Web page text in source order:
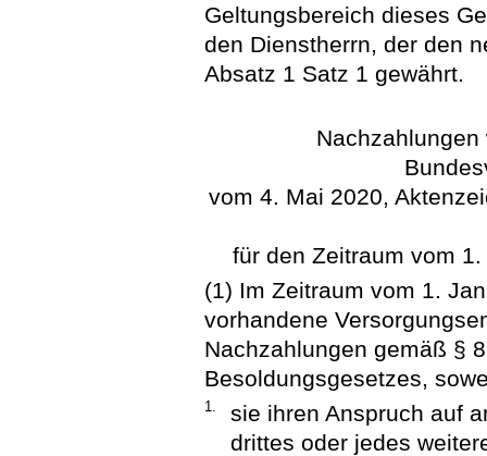
Geltungsbereich dieses
den Dienstherrn, der den
Absatz 1 Satz 1 gewährt.
vom 4. Mai 2020,
für den Zeitraum vom
(1) Im Zeitraum vom 1.
vorhandene
Nachzahlungen gemäß §
Besoldungsgesetzes,
1.
sie ihren Anspruch auf
drittes oder jedes